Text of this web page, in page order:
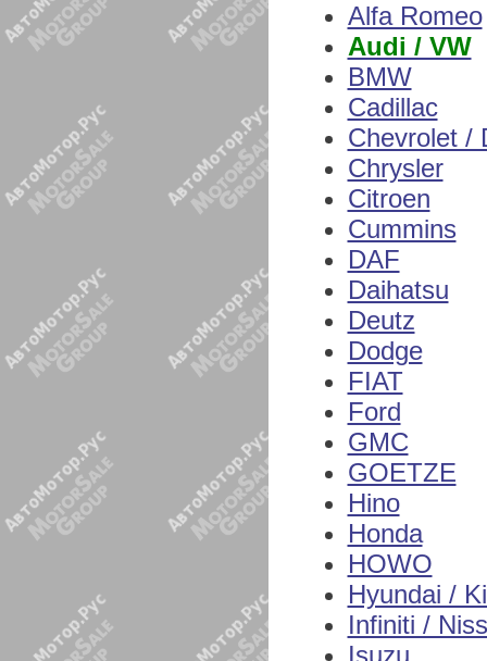
Alfa Romeo
Audi / VW
BMW
Cadillac
Chevrolet /
Chrysler
Citroen
Cummins
DAF
Daihatsu
Deutz
Dodge
FIAT
Ford
GMC
GOETZE
Hino
Honda
HOWO
Hyundai /
Infiniti /
Isuzu